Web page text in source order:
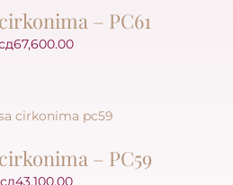
– PC61
67,600.00
– PC59
43,100.00